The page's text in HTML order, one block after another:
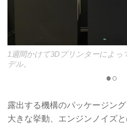
1週間かけて3Dプリンターによ
デル。
露出する機構のパッケージン
大きな挙動、エンジンノイズ